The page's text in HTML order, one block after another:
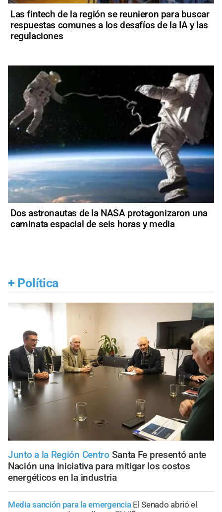
Las fintech de la región se reunieron para buscar
respuestas comunes a los desafíos de la IA y las
regulaciones
Dos astronautas de la NASA protagonizaron una
caminata espacial de seis horas y media
+ Política
Junto a la Región Centro Santa Fe presentó ante
Nación una iniciativa para mitigar los costos
energéticos en la industria
Media sanción para la emergencia El Senado abrió el